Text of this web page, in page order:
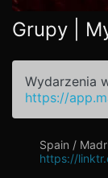
Grupy |
Wydarzenia
Spain /
https://